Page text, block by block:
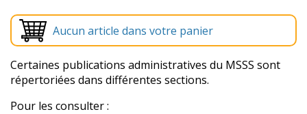
Aucun article dans votre panier
Certaines publications administratives du MSSS sont
répertoriées dans différentes sections.
Pour les consulter :